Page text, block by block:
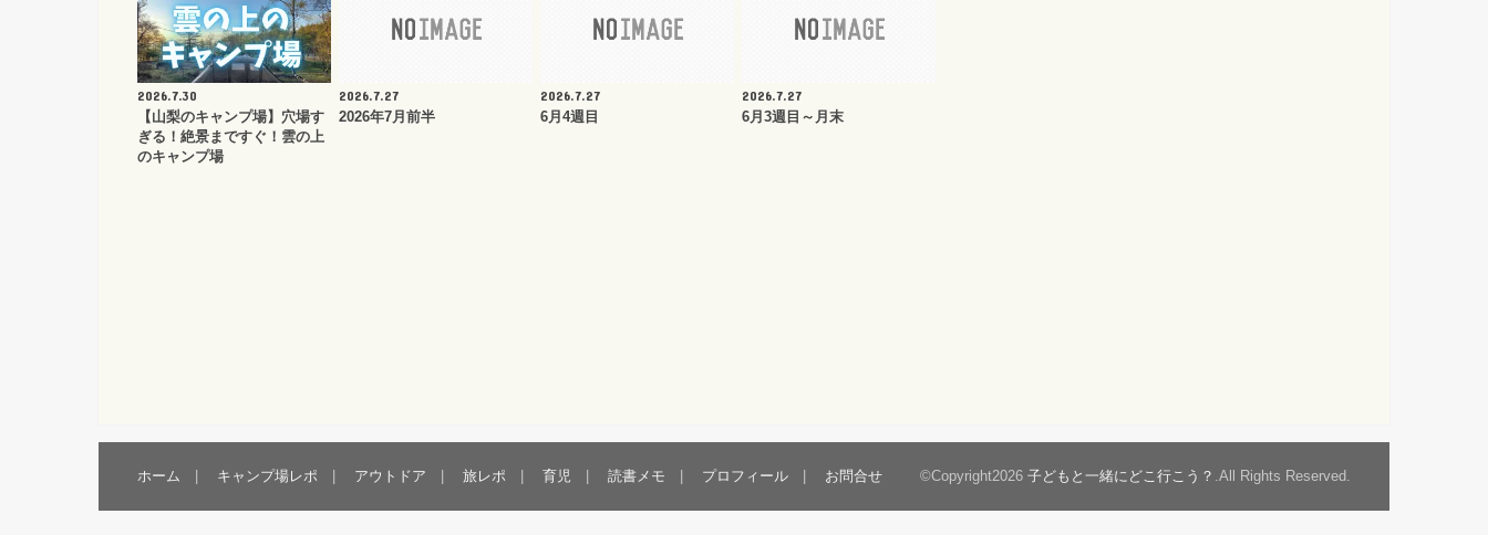
2026.7.30
【山梨のキャンプ場】穴場す
ぎる！絶景まですぐ！雲の上
のキャンプ場
2026.7.27
2026年7月前半
2026.7.27
6月4週目
2026.7.27
6月3週目～月末
ホーム キャンプ場レポ アウトドア 旅レポ 育児 読書メモ プロフィール お問合せ ©Copyright2026 子どもと一緒にどこ行こう？ .All Rights Reserved.